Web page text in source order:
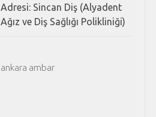
Adresi: Sincan Diş (Alyadent
Ağız ve Diş Sağlığı Polikliniği)
ankara ambar